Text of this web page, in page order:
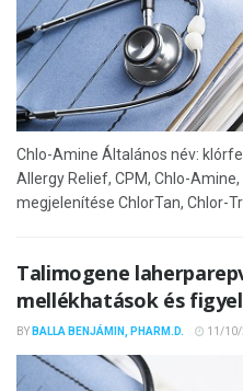
Chlo-Amine Általános név:
Allergy Relief, CPM, Chlo-
megjelenítése ChlorTan, Chlor-
Talimogene
mellékhatások és
BY BALLA BENJÁMIN, PHARM.D. 11/10/